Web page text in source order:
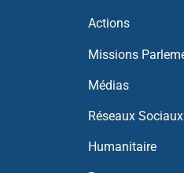
Actions
Missions
Médias
Réseaux Sociaux
Humanitaire